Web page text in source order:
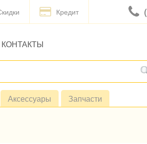
Кредит
КОНТАКТЫ
Аксессуары Запчасти